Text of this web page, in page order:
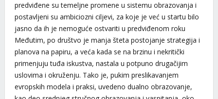
predviđene su temeljne promene u sistemu obrazovanja i
postavljeni su ambiciozni ciljevi, za koje je već u startu bilo
jasno da ih je nemoguće ostvariti u predviđenom roku
Međutim, po društvo je manja šteta postojanje strategija i
planova na papiru, a veća kada se na brzinu i nekritički
primenjuju tuđa iskustva, nastala u potpuno drugačijim
uslovima i okruženju. Tako je, pukim preslikavanjem
evropskih modela i praksi, uvedeno dualno obrazovanje,